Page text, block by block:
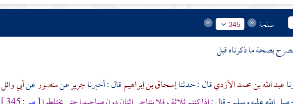
صفحة 345
بصحة ما ذكرناه قبل
عبد الله بن محمد الأزديقال : حدثناإسحاق بن إبراهيمقال : أخبرناجريرعنمنصورعنأبي وائل